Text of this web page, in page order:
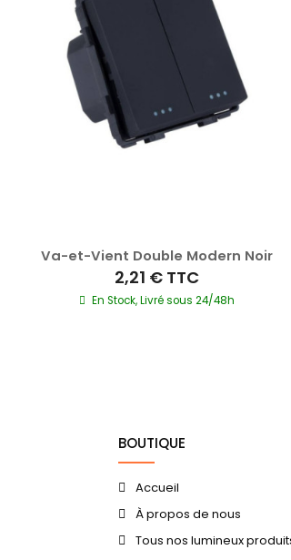
Va-et-Vient Double Modern Noir
2,21 € TTC
En Stock, Livré sous 24/48h
BOUTIQUE
Accueil
À propos de nous
Tous nos lumineux